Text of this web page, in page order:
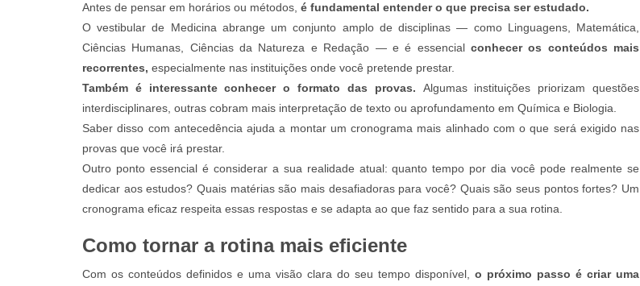
Antes de pensar em horários ou métodos, é fundamental entender o que precisa ser estudado.
O vestibular de Medicina abrange um conjunto amplo de disciplinas — como Linguagens, Matemática,
Ciências Humanas, Ciências da Natureza e Redação — e é essencial conhecer os conteúdos mais
recorrentes, especialmente nas instituições onde você pretende prestar.
Também é interessante conhecer o formato das provas. Algumas instituições priorizam questões
interdisciplinares, outras cobram mais interpretação de texto ou aprofundamento em Química e Biologia.
Saber disso com antecedência ajuda a montar um cronograma mais alinhado com o que será exigido nas
provas que você irá prestar.
Outro ponto essencial é considerar a sua realidade atual: quanto tempo por dia você pode realmente se
dedicar aos estudos? Quais matérias são mais desafiadoras para você? Quais são seus pontos fortes? Um
cronograma eficaz respeita essas respostas e se adapta ao que faz sentido para a sua rotina.
Como tornar a rotina mais eficiente
Com os conteúdos definidos e uma visão clara do seu tempo disponível, o próximo passo é criar uma